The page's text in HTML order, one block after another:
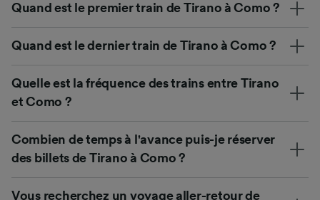
Quand est le premier train de Tirano à Como ?
Quand est le dernier train de Tirano à Como ?
Quelle est la fréquence des trains entre Tirano
et Como ?
Combien de temps à l'avance puis-je réserver
des billets de Tirano à Como ?
Vous recherchez un voyage aller-retour de